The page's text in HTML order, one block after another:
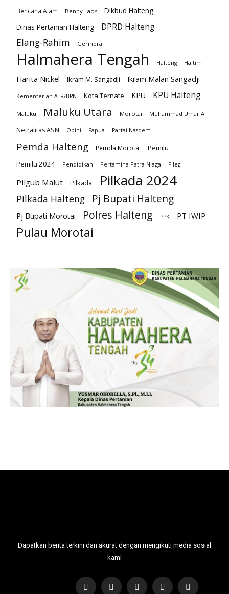
Bencana Alam Benny Laos
Dikbud Halteng
Dinas Pertanian Halteng
DPRD Halteng
Elang-Rahim Gerindra
Halmahera Tengah Halteng Haltim
Harita Nickel Ikram M. Sangadji Ikram Malan Sangadji
Kementerian ATR/BPN Kota Ternate KPU KPU Halteng
Maluku Maluku Utara Morotai Muhammad Umar Ali
Netralitas ASN Opini Papua Partai Nasdem
Pemda Halteng Pemda Morotai
Pemilu
Pemilu 2024
Pendidikan Pertamina Patra Niaga Pileg
Pilgub Malut Pilkada Pilkada 2024
Pilkada Halteng Pj Bupati Halteng
Pj Bupati Morotai Polres Halteng PPK PT IWIP
Pulau Morotai
Dapatkan berita terkini dan akurat dengan mengikuti media sosial
kami